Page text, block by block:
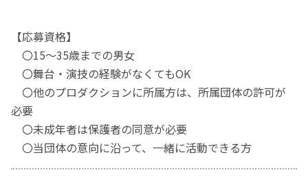
【応募資格】
〇15～35歳までの男女
〇舞台・演技の経験がなくてもOK
〇他のプロダクションに所属方は、所属団体の許可が
必要
〇未成年者は保護者の同意が必要
〇当団体の意向に沿って、一緒に活動できる方